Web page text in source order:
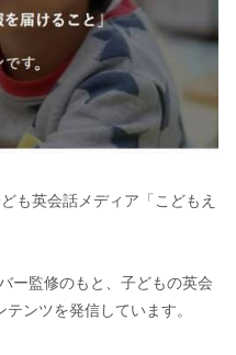
も英会話メディア「こどもえ
ー監修のもと、子どもの英会
ンツを発信しています。